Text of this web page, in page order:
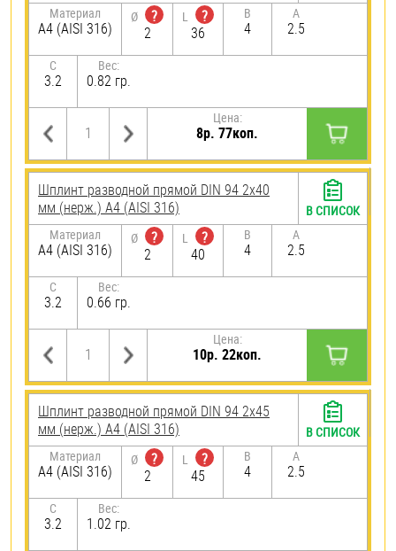
Материал
A4 (AISI 316)
Ø
?
2
L
?
36
B
4
A
2.5
C
3.2
Вес:
0.82 гр.
Цена:
8р. 77коп.
Шплинт разводной прямой DIN 94 2х40
мм (нерж.) A4 (AISI 316)
Материал
A4 (AISI 316)
Ø
?
2
L
?
40
B
4
A
2.5
C
3.2
Вес:
0.66 гр.
Цена:
10р. 22коп.
В СПИСОК
Шплинт разводной прямой DIN 94 2х45
мм (нерж.) A4 (AISI 316)
Материал
A4 (AISI 316)
Ø
?
2
L
?
45
B
4
A
2.5
C
3.2
Вес:
1.02 гр.
В СПИСОК